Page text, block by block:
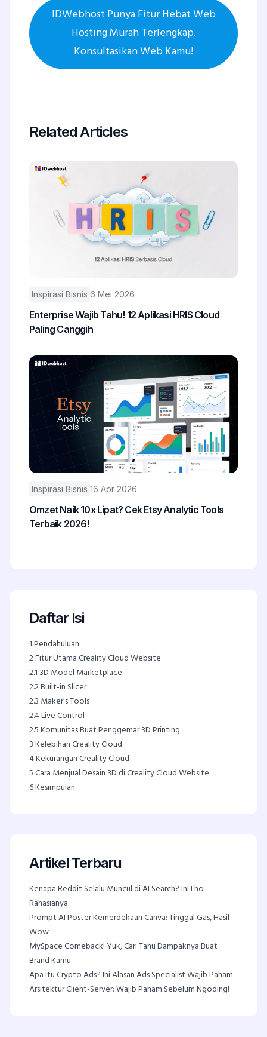
IDWebhost Punya Fitur Hebat Web
Hosting Murah Terlengkap.
Konsultasikan Web Kamu!
Related Articles
Inspirasi Bisnis 6 Mei 2026
Enterprise Wajib Tahu! 12 Aplikasi HRIS Cloud
Paling Canggih
Inspirasi Bisnis 16 Apr 2026
Omzet Naik 10x Lipat? Cek Etsy Analytic Tools
Terbaik 2026!
Daftar Isi
1Pendahuluan
2Fitur Utama Creality Cloud Website
2.1 3D Model Marketplace
2.2Built-in Slicer
2.3 Maker’s Tools
2.4Live Control
2.5Komunitas Buat Penggemar 3D Printing
3Kelebihan Creality Cloud
4Kekurangan Creality Cloud
5Cara Menjual Desain 3D di Creality Cloud Website
6Kesimpulan
Artikel Terbaru
Kenapa Reddit Selalu Muncul di AI Search? Ini Lho
Rahasianya
Prompt AI Poster Kemerdekaan Canva: Tinggal Gas, Hasil
Wow
MySpace Comeback! Yuk, Cari Tahu Dampaknya Buat
Brand Kamu
Apa Itu Crypto Ads? Ini Alasan Ads Specialist Wajib Paham
Arsitektur Client-Server: Wajib Paham Sebelum Ngoding!